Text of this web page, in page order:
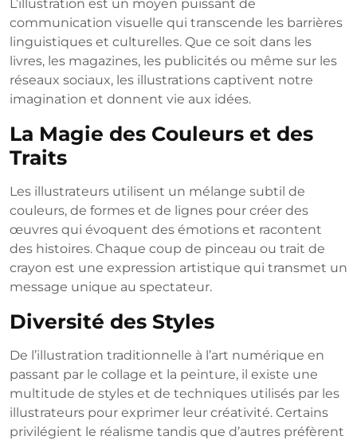
L’illustration est un moyen puissant de
communication visuelle qui transcende les barrières
linguistiques et culturelles. Que ce soit dans les
livres, les magazines, les publicités ou même sur les
réseaux sociaux, les illustrations captivent notre
imagination et donnent vie aux idées.
La Magie des Couleurs et des
Traits
Les illustrateurs utilisent un mélange subtil de
couleurs, de formes et de lignes pour créer des
œuvres qui évoquent des émotions et racontent
des histoires. Chaque coup de pinceau ou trait de
crayon est une expression artistique qui transmet un
message unique au spectateur.
Diversité des Styles
De l’illustration traditionnelle à l’art numérique en
passant par le collage et la peinture, il existe une
multitude de styles et de techniques utilisés par les
illustrateurs pour exprimer leur créativité. Certains
privilégient le réalisme tandis que d’autres préfèrent